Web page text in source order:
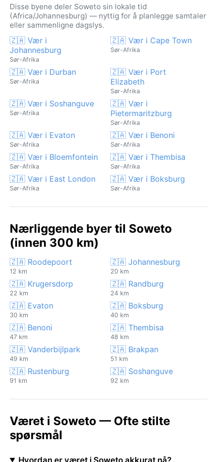
Disse byene deler Soweto sin lokale tid
(Africa/Johannesburg) — nyttig for å planlegge samtaler
eller sammenligne dagslys.
🇿🇦 Vær i
Johannesburg
Sør-Afrika
🇿🇦 Vær i Cape Town
Sør-Afrika
🇿🇦 Vær i Durban
Sør-Afrika
🇿🇦 Vær i Port
Elizabeth
Sør-Afrika
🇿🇦 Vær i Soshanguve
Sør-Afrika
🇿🇦 Vær i
Pietermaritzburg
Sør-Afrika
🇿🇦 Vær i Evaton
Sør-Afrika
🇿🇦 Vær i Benoni
Sør-Afrika
🇿🇦 Vær i Bloemfontein
Sør-Afrika
🇿🇦 Vær i Thembisa
Sør-Afrika
🇿🇦 Vær i East London
Sør-Afrika
🇿🇦 Vær i Boksburg
Sør-Afrika
Nærliggende byer til Soweto
(innen 300 km)
🇿🇦 Roodepoort
12 km
🇿🇦 Johannesburg
20 km
🇿🇦 Krugersdorp
22 km
🇿🇦 Randburg
24 km
🇿🇦 Evaton
30 km
🇿🇦 Boksburg
40 km
🇿🇦 Benoni
47 km
🇿🇦 Thembisa
48 km
🇿🇦 Vanderbijlpark
49 km
🇿🇦 Brakpan
51 km
🇿🇦 Rustenburg
91 km
🇿🇦 Soshanguve
92 km
Været i Soweto — Ofte stilte
spørsmål
Hvordan er været i Soweto akkurat nå?